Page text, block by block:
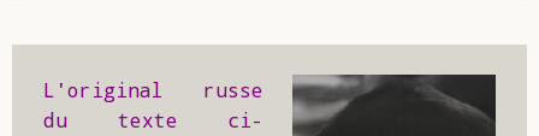
L'original russe
du texte ci-